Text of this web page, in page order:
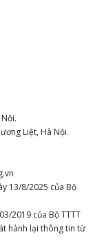
Liệt, Hà Nội.
13/8/2025 của Bộ
2019 của Bộ TTTT
hành lại thông tin từ